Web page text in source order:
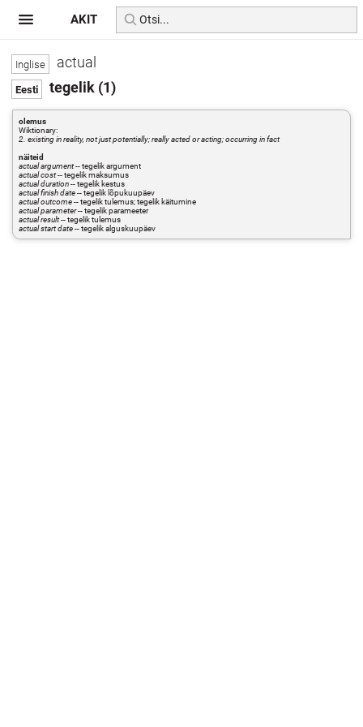
actual
tegelik (1)
olemus
Wiktionary:
2. existing in reality, not just potentially; really acted or acting; occurring in fact
näiteid
actual argument-- tegelik argument
actual cost-- tegelik maksumus
actual duration-- tegelik kestus
actual finish date-- tegelik lõpukuupäev
actual outcome-- tegelik tulemus; tegelik käitumine
actual parameter-- tegelik parameeter
actual result-- tegelik tulemus
actual start date-- tegelik alguskuupäev
AKIT